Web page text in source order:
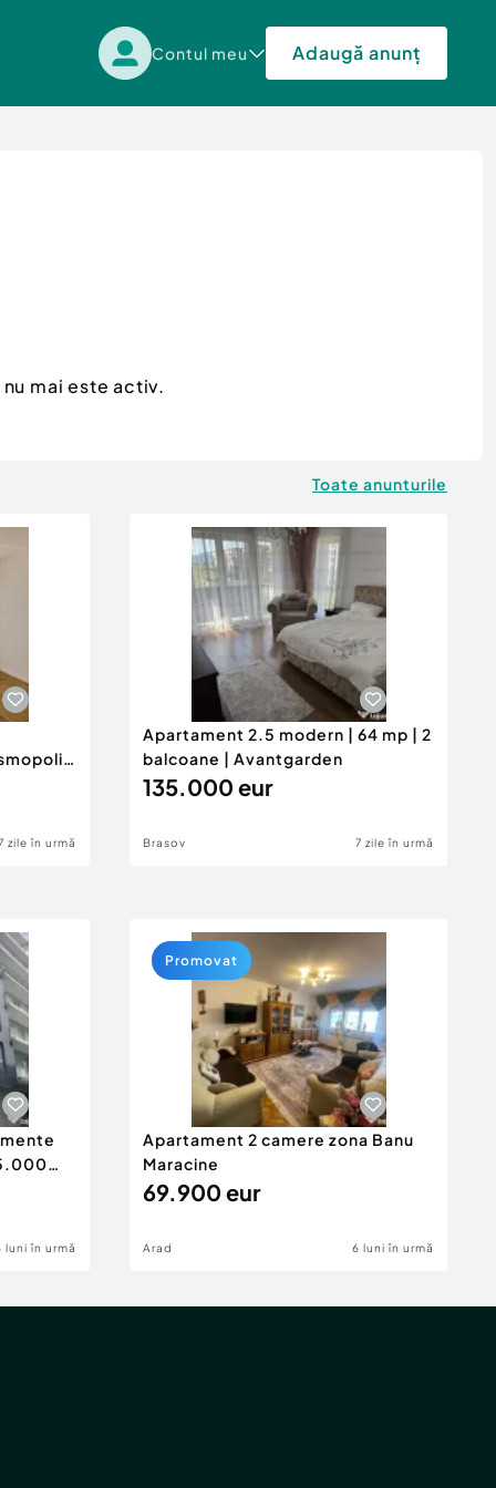
Contul meu Adaugă anunț
nu mai este activ.
Toate anunturile
zile în urmă
Apartament 2.5 modern | 64 mp | 2
balcoane | Avantgarden
135.000 eur
Brasov 7 zile în urmă
luni în urmă
Apartament 2 camere zona Banu
Maracine
69.900 eur
Arad 6 luni în urmă
Promovat